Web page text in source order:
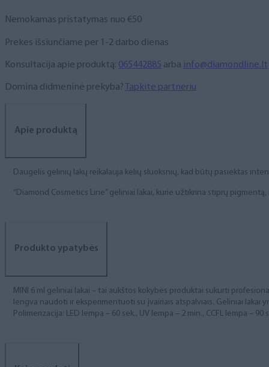
Nemokamas pristatymas nuo €50
Prekes išsiunčiame per 1-2 darbo dienas
Konsultacija apie produktą: 065442885 arba info@diamondline.lt
Domina didmeninė prekyba? Tapkite partneriu
Apie produktą
Daugelis gelinių lakų reikalauja kelių sluoksnių, kad būtų pasiektas
“Diamond Cosmetics Line” geliniai lakai, kurie užtikrina stiprų
Produkto ypatybės
MINI 6 ml geliniai lakai – tai aukštos kokybės produktai sukurti
lengva naudoti ir eksperimentuoti su įvairiais atspalviais. Geliniai lakai
Polimerizacija: LED lempa – 60 sek., UV lempa – 2 min., CCFL lempa – 90